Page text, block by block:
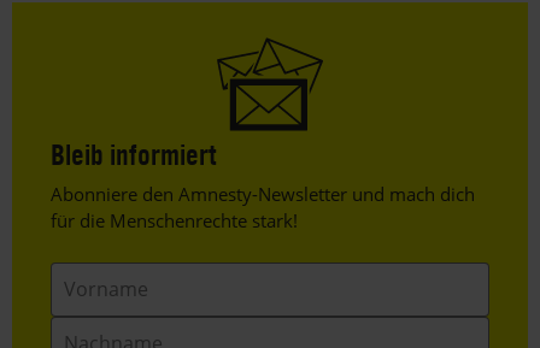
Bleib informiert
Header
Text
Abonniere den Amnesty-Newsletter und mach dich
für die Menschenrechte stark!